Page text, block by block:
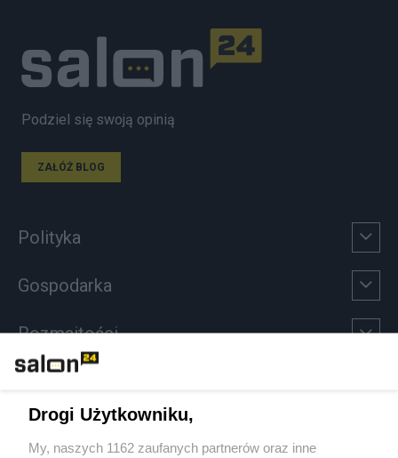
Podziel się swoją opinią
ZAŁÓŻ BLOG
Polityka
Gospodarka
Rozmaitości
Sport
Drogi Użytkowniku,
My, naszych 1162 zaufanych partnerów oraz inne